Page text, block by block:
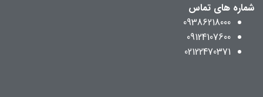
شماره های تماس
09386218000
09124107600
02122470371